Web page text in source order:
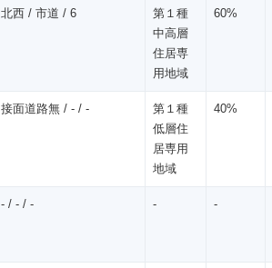
北西 / 市道 / 6
第１種
中高層
住居専
用地域
60%
接面道路無 / - / -
第１種
低層住
居専用
地域
40%
- / - / - - -